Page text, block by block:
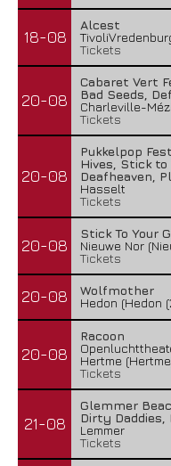
18-08
Alcest
Tickets
20-08
Cabaret Vert
Bad Seeds,
Charleville-
Tickets
20-08
Pukkelpop
Hives, Stick to
Deafheaven,
Hasselt
Tickets
20-08
Stick To Your
Nieuwe Nor
Tickets
20-08
Wolfmother
Hedon (Hedon
20-08
Racoon
Hertme
Tickets
21-08
Glemmer
Dirty Daddies,
Lemmer
Tickets